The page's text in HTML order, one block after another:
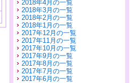
2018年4月の一覧
2018年3月の一覧
2018年2月の一覧
2018年1月の一覧
2017年12月の一覧
2017年11月の一覧
2017年10月の一覧
2017年9月の一覧
2017年8月の一覧
2017年7月の一覧
2017年6月の一覧